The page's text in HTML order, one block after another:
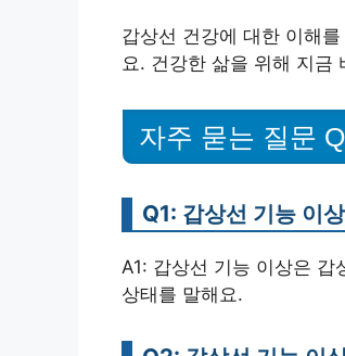
갑상선 건강에 대한 이해
요. 건강한 삶을 위해 지금
자주 묻는 질문
Q1: 갑상선 기능 이
A1: 갑상선 기능 이상은
상태를 말해요.